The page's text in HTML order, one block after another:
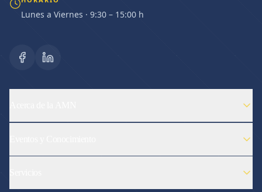
Lunes a Viernes · 9:30 – 15:00 h